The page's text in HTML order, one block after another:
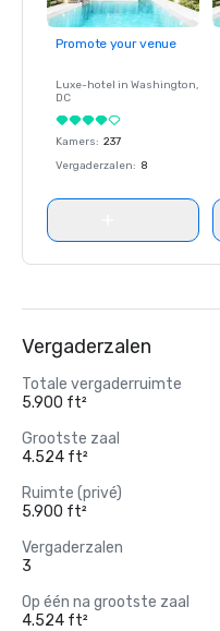
Promote your venue
Luxe-hotel in Washington,
DC
Kamers: 237
Vergaderzalen: 8
Vergaderzalen
Totale vergaderruimte
5.900 ft²
Grootste zaal
4.524 ft²
Ruimte (privé)
5.900 ft²
Vergaderzalen
3
Op één na grootste zaal
4.524 ft²